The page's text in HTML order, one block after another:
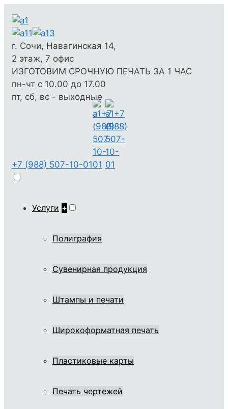
г. Сочи, Навагинская 14,
2 этаж, 7 офис
ИЗГОТОВИМ СРОЧНУЮ ПЕЧАТЬ ЗА 1 ЧАС
пн-чт с 10.00 до 17.00
пт, сб, вс - выходные
+7 (988) 507-10-01
Услуги +
Полиграфия
Сувенирная продукция
Штампы и печати
Широкоформатная печать
Пластиковые карты
Печать чертежей